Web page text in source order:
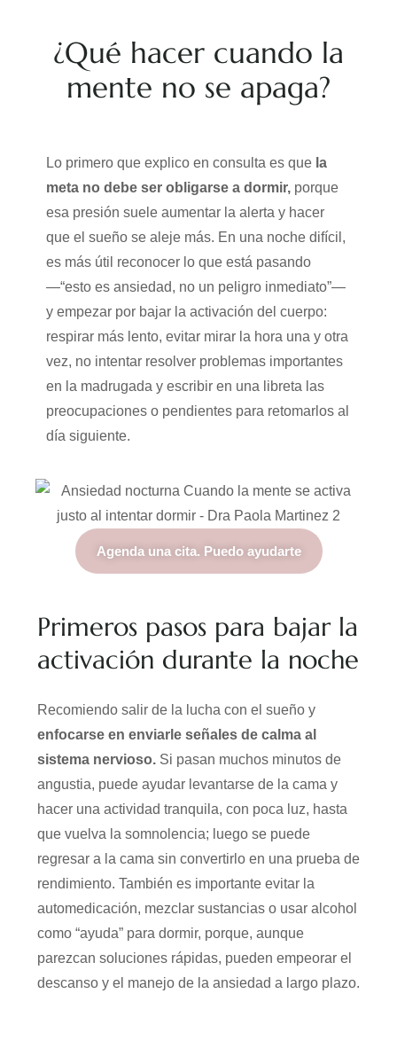
¿Qué hacer cuando la
mente no se apaga?
Lo primero que explico en consulta es que la
meta no debe ser obligarse a dormir, porque
esa presión suele aumentar la alerta y hacer
que el sueño se aleje más. En una noche difícil,
es más útil reconocer lo que está pasando
—“esto es ansiedad, no un peligro inmediato”—
y empezar por bajar la activación del cuerpo:
respirar más lento, evitar mirar la hora una y otra
vez, no intentar resolver problemas importantes
en la madrugada y escribir en una libreta las
preocupaciones o pendientes para retomarlos al
día siguiente.
Agenda una cita. Puedo ayudarte
Primeros pasos para bajar la
activación durante la noche
Recomiendo salir de la lucha con el sueño y
enfocarse en enviarle señales de calma al
sistema nervioso. Si pasan muchos minutos de
angustia, puede ayudar levantarse de la cama y
hacer una actividad tranquila, con poca luz, hasta
que vuelva la somnolencia; luego se puede
regresar a la cama sin convertirlo en una prueba de
rendimiento. También es importante evitar la
automedicación, mezclar sustancias o usar alcohol
como “ayuda” para dormir, porque, aunque
parezcan soluciones rápidas, pueden empeorar el
descanso y el manejo de la ansiedad a largo plazo.